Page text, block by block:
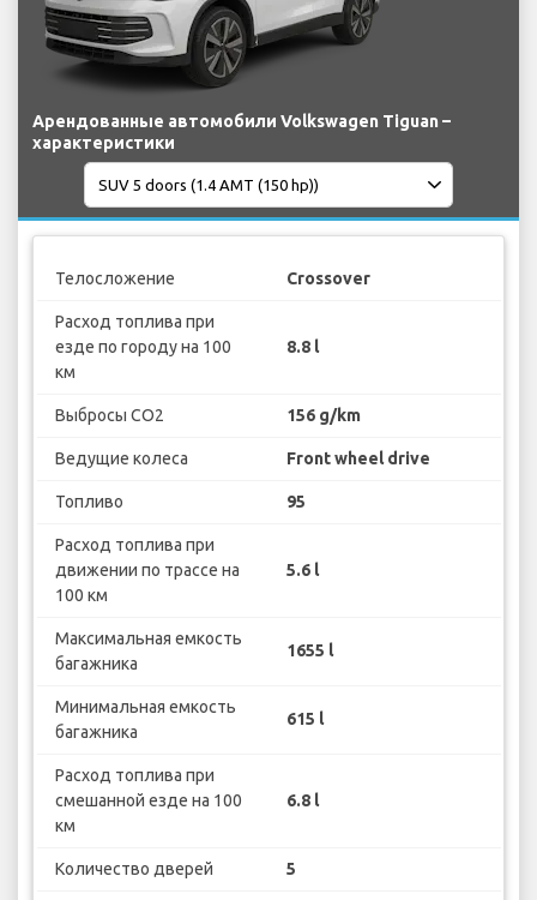
Арендованные автомобили Volkswagen Tiguan –
характеристики
Телосложение Crossover
Расход топлива при
езде по городу на 100
км
8.8 l
Выбросы CO2 156 g/km
Ведущие колеса Front wheel drive
Топливо 95
Расход топлива при
движении по трассе на
100 км
5.6 l
Максимальная емкость
багажника
1655 l
Минимальная емкость
багажника
615 l
Расход топлива при
смешанной езде на 100
км
6.8 l
Количество дверей 5